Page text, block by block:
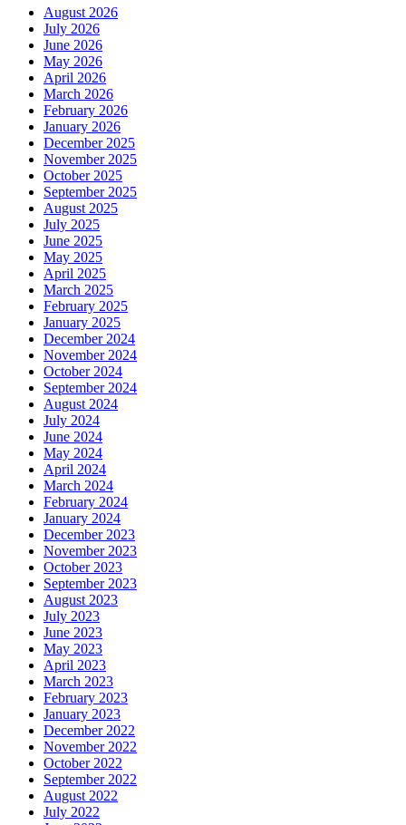
August 2026
July 2026
June 2026
May 2026
April 2026
March 2026
February 2026
January 2026
December 2025
November 2025
October 2025
September 2025
August 2025
July 2025
June 2025
May 2025
April 2025
March 2025
February 2025
January 2025
December 2024
November 2024
October 2024
September 2024
August 2024
July 2024
June 2024
May 2024
April 2024
March 2024
February 2024
January 2024
December 2023
November 2023
October 2023
September 2023
August 2023
July 2023
June 2023
May 2023
April 2023
March 2023
February 2023
January 2023
December 2022
November 2022
October 2022
September 2022
August 2022
July 2022